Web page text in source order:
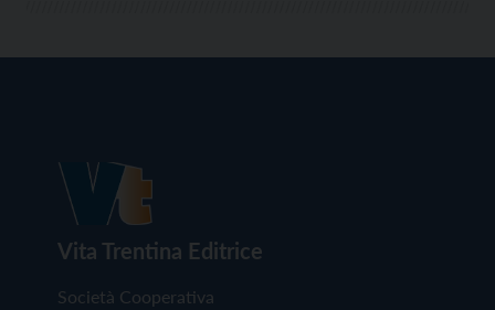
Vita Trentina Editrice
Società Cooperativa